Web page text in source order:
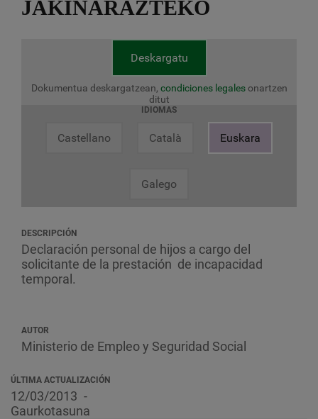
JAKINARAZTEKO
Deskargatu
Dokumentua deskargatzean, condiciones legalesonartzen
ditut
IDIOMAS
Castellano Català Euskara
Galego
DESCRIPCIÓN
Declaración personal de hijos a cargo del
solicitante de la prestación de incapacidad
temporal.
AUTOR
Ministerio de Empleo y Seguridad Social
ÚLTIMA ACTUALIZACIÓN
12/03/2013
Gaurkotasuna